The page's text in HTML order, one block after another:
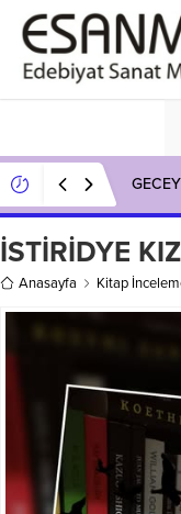
İSTİRİDYE
Anasayfa Kitap